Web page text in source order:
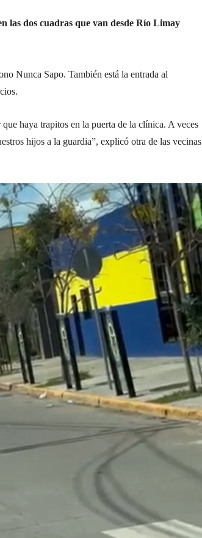
las dos cuadras que van desde Río Limay
Nunca Sapo. También está la entrada al
haya trapitos en la puerta de la clínica. A veces
hijos a la guardia”, explicó otra de las vecinas